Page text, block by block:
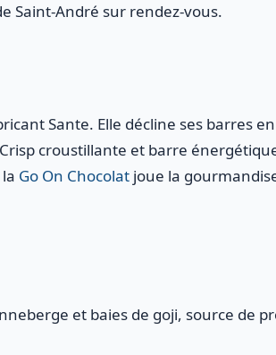
Saint-André sur rendez-vous.
Sante. Elle décline ses barres
croustillante et barre
Go On Chocolat joue la
et baies de goji, source de